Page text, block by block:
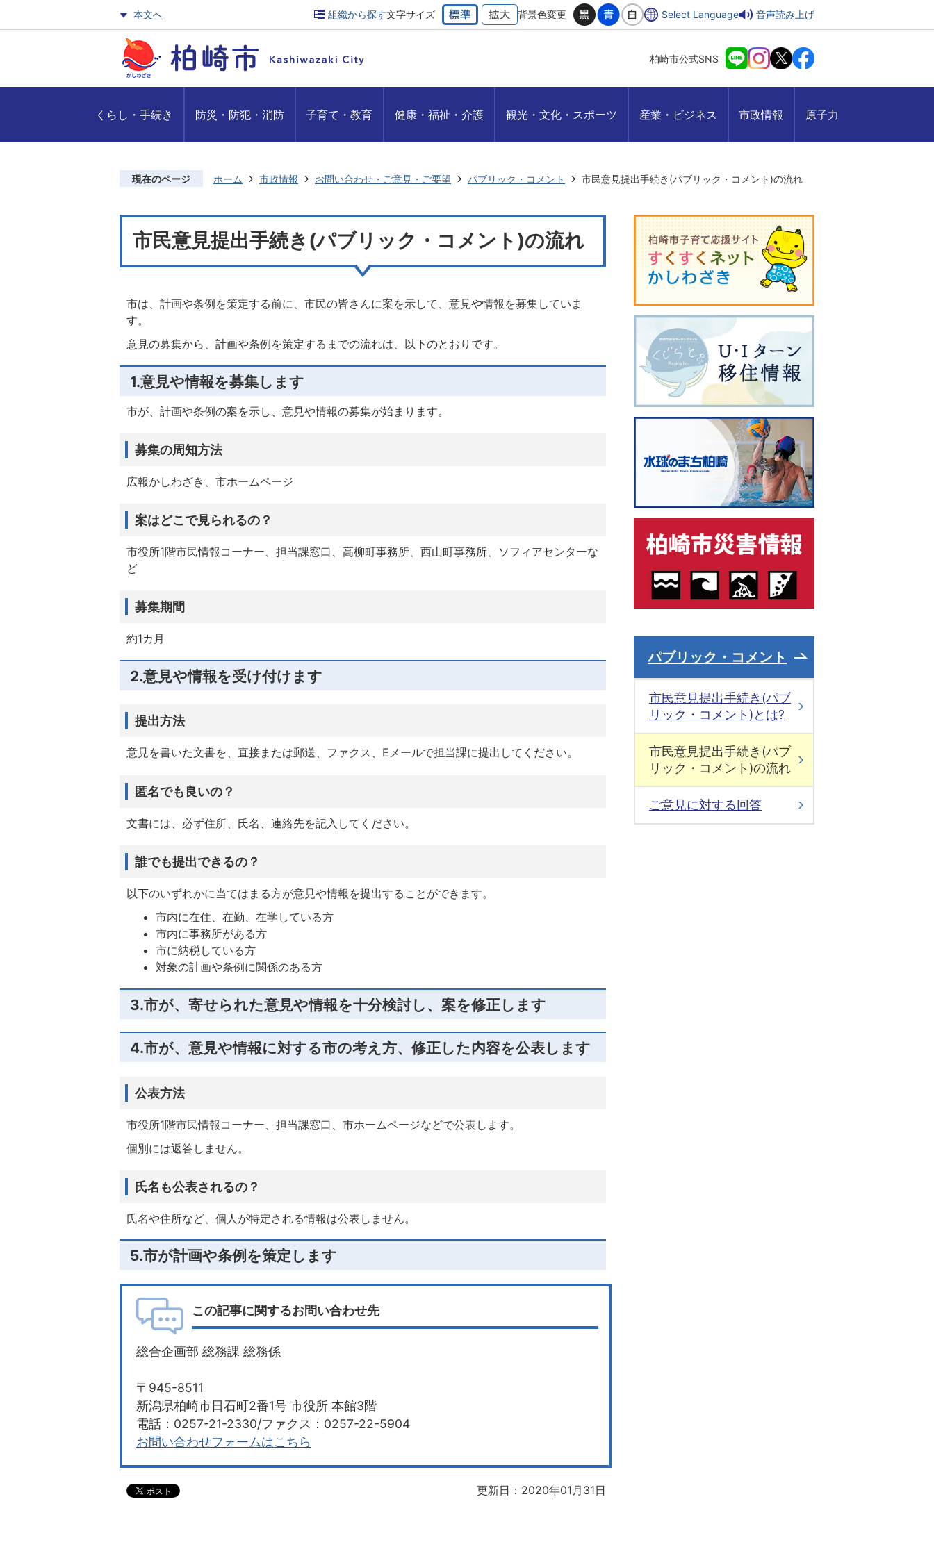
本文へ 組織から探す文字サイズ 背景色変更 Select Language 音声読み上げ
柏崎市公式SNS
くらし・手続き 防災・防犯・消防 子育て・教育 健康・福祉・介護 観光・文化・スポーツ 産業・ビジネス 市政情報 原子力
現在のページ ホーム 市政情報 お問い合わせ・ご意見・ご要望 パブリック・コメント 市民意見提出手続き(パブリック・コメント)の流れ
市民意見提出手続き(パブリック・コメント)の流れ
市は、計画や条例を策定する前に、市民の皆さんに案を示して、意見や情報を募集していま
す。
意見の募集から、計画や条例を策定するまでの流れは、以下のとおりです。
1.意見や情報を募集します
市が、計画や条例の案を示し、意見や情報の募集が始まります。
募集の周知方法
広報かしわざき、市ホームページ
案はどこで見られるの？
市役所1階市民情報コーナー、担当課窓口、高柳町事務所、西山町事務所、ソフィアセンターな
ど
募集期間
約1カ月
2.意見や情報を受け付けます
提出方法
意見を書いた文書を、直接または郵送、ファクス、Eメールで担当課に提出してください。
匿名でも良いの？
文書には、必ず住所、氏名、連絡先を記入してください。
誰でも提出できるの？
以下のいずれかに当てはまる方が意見や情報を提出することができます。
市内に在住、在勤、在学している方
市内に事務所がある方
市に納税している方
対象の計画や条例に関係のある方
3.市が、寄せられた意見や情報を十分検討し、案を修正します
4.市が、意見や情報に対する市の考え方、修正した内容を公表します
公表方法
市役所1階市民情報コーナー、担当課窓口、市ホームページなどで公表します。
個別には返答しません。
氏名も公表されるの？
氏名や住所など、個人が特定される情報は公表しません。
5.市が計画や条例を策定します
この記事に関するお問い合わせ先
総合企画部 総務課 総務係
〒945-8511
新潟県柏崎市日石町2番1号 市役所 本館3階
電話：0257-21-2330/ファクス：0257-22-5904
お問い合わせフォームはこちら
更新日：2020年01月31日
パブリック・コメント
市民意見提出手続き(パブ
リック・コメント)とは?
市民意見提出手続き(パブ
リック・コメント)の流れ
ご意見に対する回答